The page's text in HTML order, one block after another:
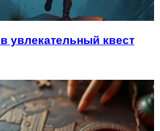
увлекательный квест